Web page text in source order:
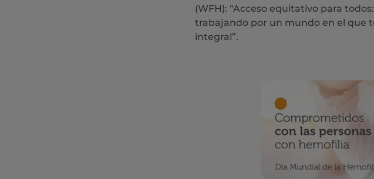
(WFH): “Acceso equitativo para
trabajando por un mundo en el que
integral”.